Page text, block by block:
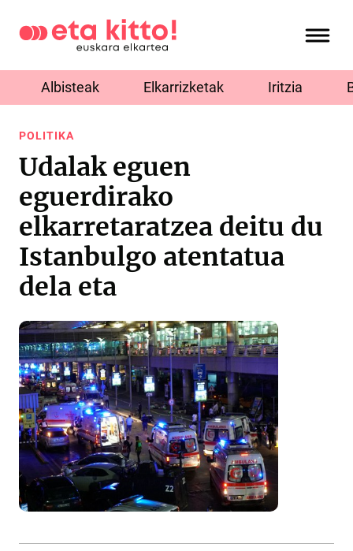
Albisteak Elkarrizketak Iritzia
POLITIKA
Udalak eguen
eguerdirako
elkarretaratzea deitu du
Istanbulgo atentatua
dela eta